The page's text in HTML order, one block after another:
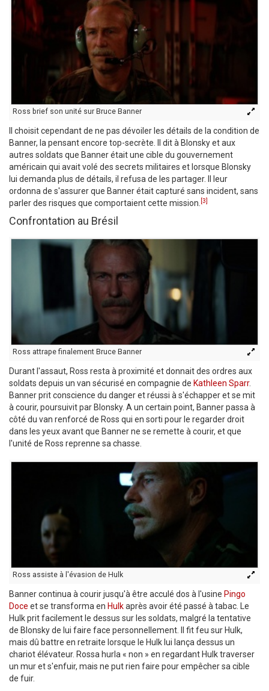
Ross brief son unité sur Bruce Banner
Il choisit cependant de ne pas dévoiler les détails de la condition de
Banner, la pensant encore top-secrète. Il dit à Blonsky et aux
autres soldats que Banner était une cible du gouvernement
américain qui avait volé des secrets militaires et lorsque Blonsky
lui demanda plus de détails, il refusa de les partager. Il leur
ordonna de s'assurer que Banner était capturé sans incident, sans
parler des risques que comportaient cette mission. [3]
Confrontation au Brésil
Ross attrape finalement Bruce Banner
Durant l'assaut, Ross resta à proximité et donnait des ordres aux
soldats depuis un van sécurisé en compagnie de Kathleen Sparr.
Banner prit conscience du danger et réussi à s'échapper et se mit
à courir, poursuivit par Blonsky. A un certain point, Banner passa à
côté du van renforcé de Ross qui en sorti pour le regarder droit
dans les yeux avant que Banner ne se remette à courir, et que
l'unité de Ross reprenne sa chasse.
Ross assiste à l'évasion de Hulk
Banner continua à courir jusqu'à être acculé dos à l'usine Pingo
Doce et se transforma en Hulkaprès avoir été passé à tabac. Le
Hulk prit facilement le dessus sur les soldats, malgré la tentative
de Blonsky de lui faire face personnellement. Il fit feu sur Hulk,
mais dû battre en retraite lorsque le Hulk lui lança dessus un
chariot élévateur. Rossa hurla « non » en regardant Hulk traverser
un mur et s'enfuir, mais ne put rien faire pour empêcher sa cible
de fuir.